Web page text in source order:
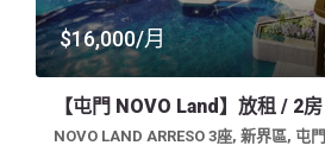
$16,000/月
NOVO LAND ARRESO 3座, 新界區, 屯門